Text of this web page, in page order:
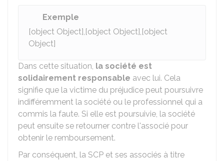
Exemple
[object Object],[object Object],[object
Object]
Dans cette situation, la société est
solidairement responsable avec lui. Cela
signifie que la victime du préjudice peut poursuivre
indifféremment la société ou le professionnel qui a
commis la faute. Si elle est poursuivie, la société
peut ensuite se retourner contre l'associé pour
obtenir le remboursement.
Par conséquent, la SCP et ses associés à titre